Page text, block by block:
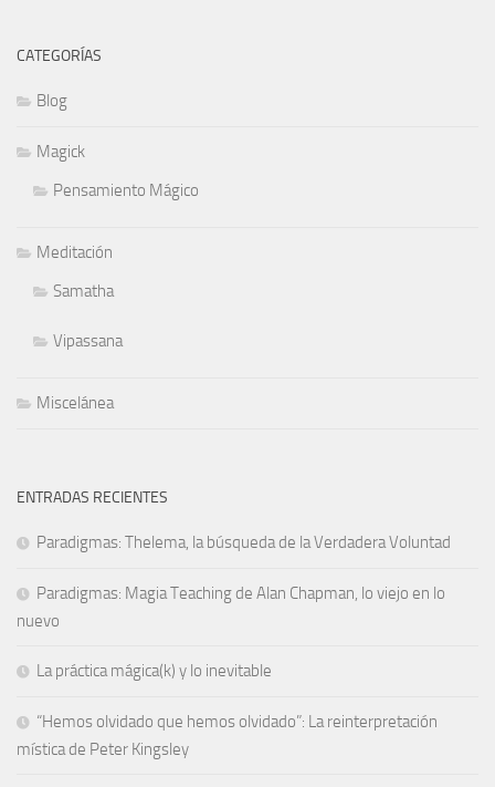
CATEGORÍAS
Blog
Magick
Pensamiento Mágico
Meditación
Samatha
Vipassana
Miscelánea
ENTRADAS RECIENTES
Paradigmas: Thelema, la búsqueda de la Verdadera Voluntad
Paradigmas: Magia Teaching de Alan Chapman, lo viejo en lo
nuevo
La práctica mágica(k) y lo inevitable
“Hemos olvidado que hemos olvidado”: La reinterpretación
mística de Peter Kingsley